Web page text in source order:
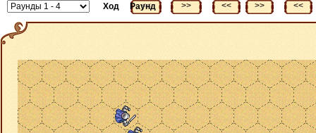
<< >> <<
Ход >> <<
Раунд